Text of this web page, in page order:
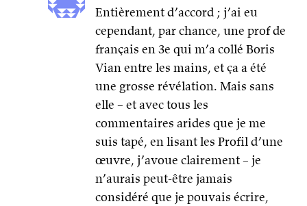
Entièrement d’accord ; j’ai eu
cependant, par chance, une prof de
français en 3e qui m’a collé Boris
Vian entre les mains, et ça a été
une grosse révélation. Mais sans
elle – et avec tous les
commentaires arides que je me
suis tapé, en lisant les Profil d’une
œuvre, j’avoue clairement – je
n’aurais peut-être jamais
considéré que je pouvais écrire,